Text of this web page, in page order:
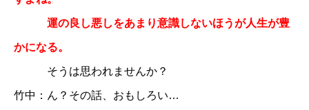
運の良し悪しをあまり意識しないほうが人生が豊
かになる。
そうは思われませんか？
竹中：ん？その話、おもしろい…